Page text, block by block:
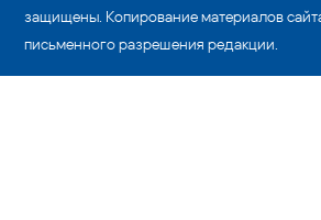
защищены. Копирование материалов
письменного разрешения редакции.